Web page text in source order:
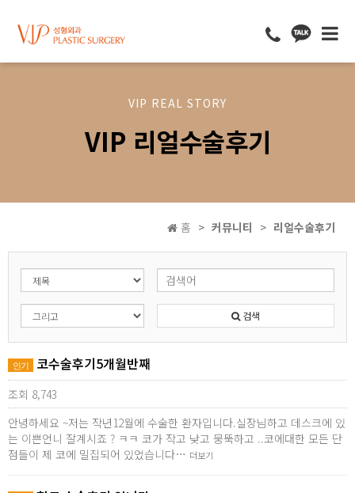
VIP REAL STORY
VIP 리얼수술후기
홈 커뮤니티 리얼수술후기
검색
인기 코수술후기5개월반째
조회 8,743
안녕하세요 ~저는 작년12월에 수술한 환자입니다.실장님하고 데스크에 있
는 이쁜언니 잘계시죠 ? ㅋㅋ 코가 작고 낮고 뭉뚝하고 ..코에대한 모든 단
점들이 제 코에 밀집되어 있었습니다… 더보기